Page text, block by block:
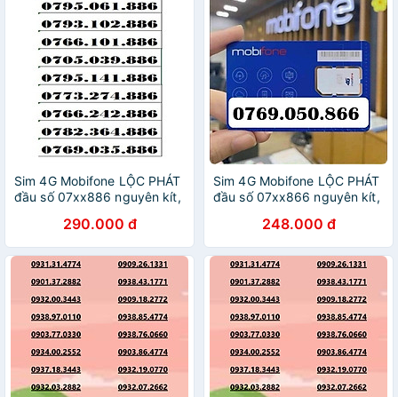
Sim 4G Mobifone LỘC PHÁT
đầu số 07xx886 nguyên kít,
Hàng chính hãng
290.000 đ
Sim 4G Mobifone LỘC PHÁT
đầu số 07xx866 nguyên kít,
Hàng chính hãng
248.000 đ